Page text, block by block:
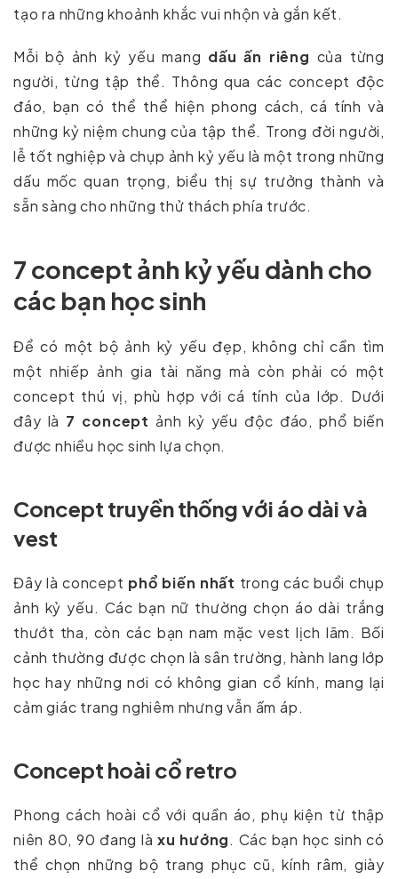
tạo ra những khoảnh khắc vui nhộn và gắn kết.
Mỗi bộ ảnh kỷ yếu mang dấu ấn riêng của từng
người, từng tập thể. Thông qua các concept độc
đáo, bạn có thể thể hiện phong cách, cá tính và
những kỷ niệm chung của tập thể. Trong đời người,
lễ tốt nghiệp và chụp ảnh kỷ yếu là một trong những
dấu mốc quan trọng, biểu thị sự trưởng thành và
sẵn sàng cho những thử thách phía trước.
7 concept ảnh kỷ yếu dành cho
các bạn học sinh
Để có một bộ ảnh kỷ yếu đẹp, không chỉ cần tìm
một nhiếp ảnh gia tài năng mà còn phải có một
concept thú vị, phù hợp với cá tính của lớp. Dưới
đây là 7 concept ảnh kỷ yếu độc đáo, phổ biến
được nhiều học sinh lựa chọn.
Concept truyền thống với áo dài và
vest
Đây là concept phổ biến nhất trong các buổi chụp
ảnh kỷ yếu. Các bạn nữ thường chọn áo dài trắng
thướt tha, còn các bạn nam mặc vest lịch lãm. Bối
cảnh thường được chọn là sân trường, hành lang lớp
học hay những nơi có không gian cổ kính, mang lại
cảm giác trang nghiêm nhưng vẫn ấm áp.
Concept hoài cổ retro
Phong cách hoài cổ với quần áo, phụ kiện từ thập
niên 80, 90 đang là xu hướng. Các bạn học sinh có
thể chọn những bộ trang phục cũ, kính râm, giày